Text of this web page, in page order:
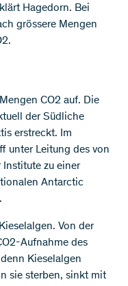
Hagedorn. Bei
grössere Mengen
CO2 auf. Die
der Südliche
erstreckt. Im
unter Leitung des von
zu einer
Antarctic
Von der
Aufnahme des
Kieselalgen
sie sterben, sinkt mit